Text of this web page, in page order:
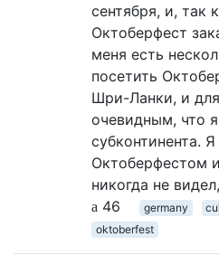
сентября, и, так
Октоберфест
меня есть
посетить
Шри-Ланки, и
очевидным, что
субконтинента.
Октоберфестом
никогда не
46
germany
oktoberfest